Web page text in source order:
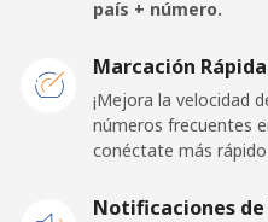
Línea fija ⁦1.5¢⁩
⁦2.4¢⁩
país + número.
Marcación Rápida
¡Mejora la velocidad
números frecuentes
conéctate más
Notificaciones de